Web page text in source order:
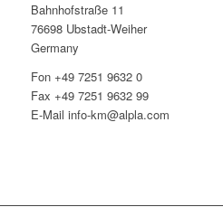
Bahnhofstraße 11
76698 Ubstadt-Weiher
Germany
Fon +49 7251 9632 0
Fax +49 7251 9632 99
E-Mail info-km@alpla.com